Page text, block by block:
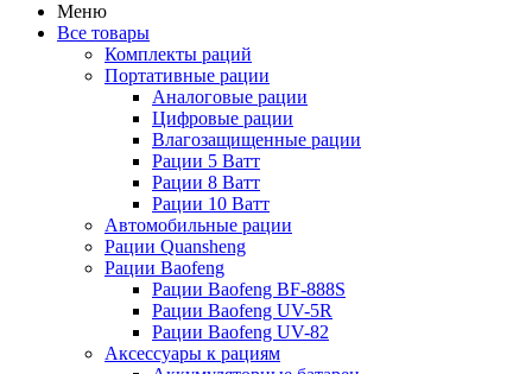
Меню
Все товары
Комплекты раций
Портативные рации
Аналоговые рации
Цифровые рации
Влагозащищенные рации
Рации 5 Ватт
Рации 8 Ватт
Рации 10 Ватт
Автомобильные рации
Рации Quansheng
Рации Baofeng
Рации Baofeng BF-888S
Рации Baofeng UV-5R
Рации Baofeng UV-82
Аксессуары к рациям